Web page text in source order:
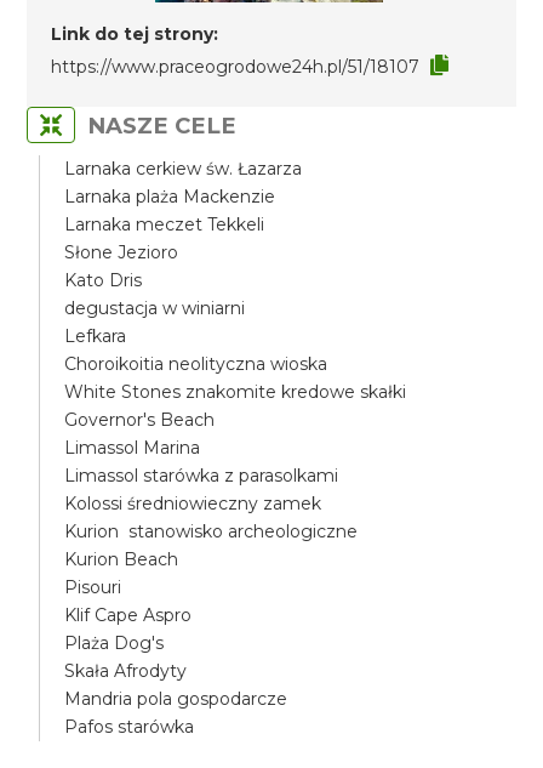
Link do tej strony:
https://www.praceogrodowe24h.pl/51/18107
NASZE CELE
Larnaka cerkiew św. Łazarza
Larnaka plaża Mackenzie
Larnaka meczet Tekkeli
Słone Jezioro
Kato Dris
degustacja w winiarni
Lefkara
Choroikoitia neolityczna wioska
White Stones znakomite kredowe skałki
Governor's Beach
Limassol Marina
Limassol starówka z parasolkami
Kolossi średniowieczny zamek
Kurion stanowisko archeologiczne
Kurion Beach
Pisouri
Klif Cape Aspro
Plaża Dog's
Skała Afrodyty
Mandria pola gospodarcze
Pafos starówka